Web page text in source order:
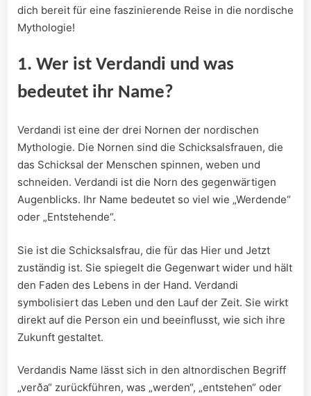
dich bereit für eine faszinierende Reise in die nordische
Mythologie!
1. Wer ist Verdandi und was
bedeutet ihr Name?
Verdandi ist eine der drei Nornen der nordischen
Mythologie. Die Nornen sind die Schicksalsfrauen, die
das Schicksal der Menschen spinnen, weben und
schneiden. Verdandi ist die Norn des gegenwärtigen
Augenblicks. Ihr Name bedeutet so viel wie „Werdende“
oder „Entstehende“.
Sie ist die Schicksalsfrau, die für das Hier und Jetzt
zuständig ist. Sie spiegelt die Gegenwart wider und hält
den Faden des Lebens in der Hand. Verdandi
symbolisiert das Leben und den Lauf der Zeit. Sie wirkt
direkt auf die Person ein und beeinflusst, wie sich ihre
Zukunft gestaltet.
Verdandis Name lässt sich in den altnordischen Begriff
„verða“ zurückführen, was „werden“, „entstehen“ oder